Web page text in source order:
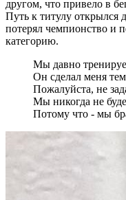
другом, что привело в
Путь к титулу открылся
потерял чемпионство и
категорию.
Мы давно
Он сделал меня
Пожалуйста, не
Мы никогда не
Потому что - мы